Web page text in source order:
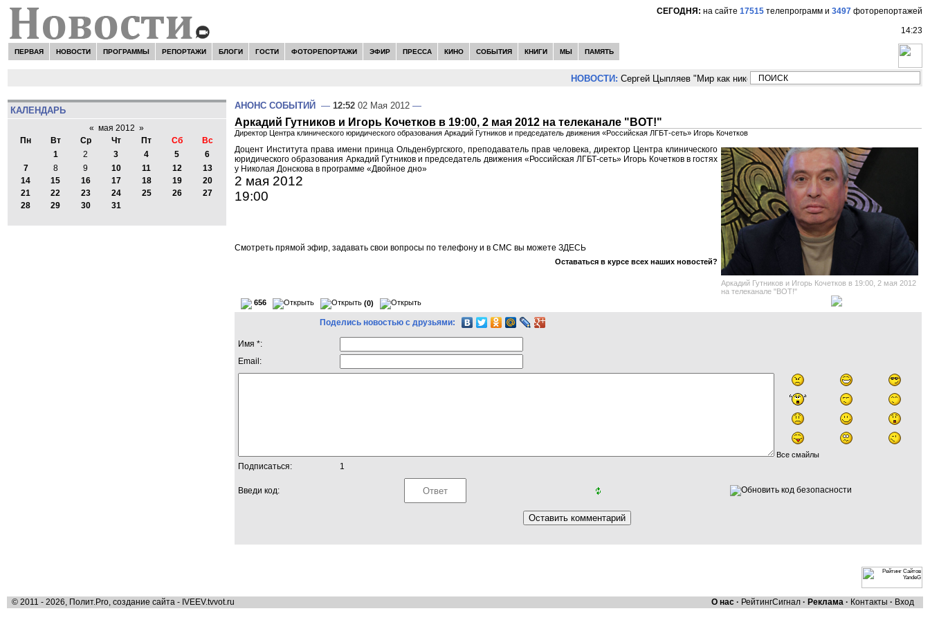
СЕГОДНЯ: на сайте 17515 телепрограмм и 3497 фоторепортажей
14:23
ПЕРВАЯ НОВОСТИ ПРОГРАММЫ РЕПОРТАЖИ БЛОГИ ГОСТИ ФОТОРЕПОРТАЖИ ЭФИР ПРЕССА КИНО СОБЫТИЯ КНИГИ МЫ ПАМЯТЬ
НОВОСТИ: Сергей Цыпляев "Мир как никогда близко стоит к угрозе третьей мировой
КАЛЕНДАРЬ
« мая 2012 »
Пн
Вт Ср Чт Пт Сб
Вс
1
2 3 4 5
6
7
8 9 10 11 12
13
14
15 16 17 18 19
20
21
22 23 24 25 26
27
28
29 30 31
АНОНС СОБЫТИЙ — 12:52 02 Мая 2012 —
Аркадий Гутников и Игорь Кочетков в 19:00, 2 мая 2012 на телеканале "ВОТ!"
Директор Центра клинического юридического образования Аркадий Гутников и председатель движения «Российская ЛГБТ-сеть» Игорь Кочетков
Аркадий Гутников и Игорь Кочетков в 19:00, 2 мая 2012
на телеканале "ВОТ!"
Доцент Института права имени принца Ольденбургского, преподаватель прав человека, директор Центра клинического
юридического образования Аркадий Гутников и председатель движения «Российская ЛГБТ-сеть» Игорь Кочетков в гостях
у Николая Донскова в программе «Двойное дно»
2 мая 2012
19:00
Смотреть прямой эфир, задавать свои вопросы по телефону и в СМС вы можете ЗДЕСЬ
Оставаться в курсе всех наших новостей?
656 (0)
Поделись новостью с друзьями:
Имя *:
Email:
Все смайлы
Подписаться: 1
Введи код:
© 2011 - 2026, Полит.Pro, создание сайта - IVEEV.tvvot.ru О нас · РейтингСигнал · Реклама · Контакты · Вход